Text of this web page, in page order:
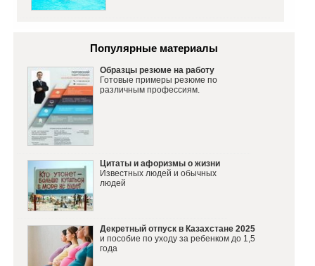
Популярные материалы
Образцы резюме на работу
Готовые примеры резюме по
различным профессиям.
Цитаты и афоризмы о жизни
Известных людей и обычных
людей
Декретный отпуск в Казахстане 2025
и пособие по уходу за ребенком до 1,5
года